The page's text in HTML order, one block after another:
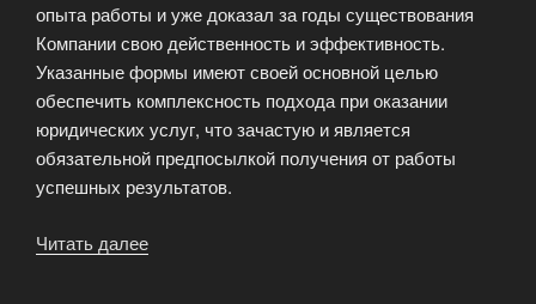
опыта работы и уже доказал за годы существования
Компании свою действенность и эффективность.
Указанные формы имеют своей основной целью
обеспечить комплексность подхода при оказании
юридических услуг, что зачастую и является
обязательной предпосылкой получения от работы
успешных результатов.
Читать далее